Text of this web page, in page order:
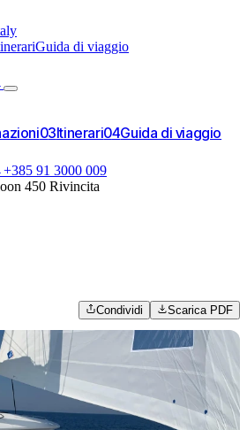
Guida di viaggio
03Itinerari04Guida di viaggio
+385 91 3000 009
450 Rivincita
Condividi Scarica PDF